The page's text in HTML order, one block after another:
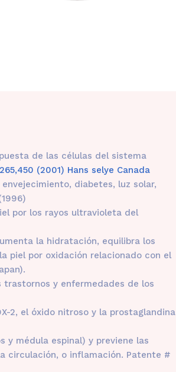
de las células del sistema
(2001) Hans selye Canada
diabetes, luz solar,
por los rayos ultravioleta del
la hidratación, equilibra los
piel por oxidación relacionado con el
y enfermedades de los
2, el óxido nitroso y la prostaglandina
y médula espinal) y previene las
circulación, o inflamación. Patente #